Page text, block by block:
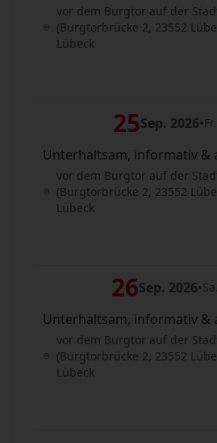
vor dem Burgtor auf der
(Burgtorbrücke 2, 23552
Lübeck
25Sep. 2026•
Unterhaltsam, informativ &
vor dem Burgtor auf der
(Burgtorbrücke 2, 23552
Lübeck
26Sep. 2026•
Unterhaltsam, informativ &
vor dem Burgtor auf der
(Burgtorbrücke 2, 23552
Lübeck